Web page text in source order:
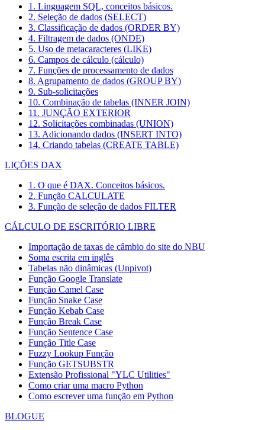
1. Linguagem SQL, conceitos básicos.
2. Seleção de dados (SELECT)
3. Classificação de dados (ORDER BY)
4. Filtragem de dados (ONDE)
5. Uso de metacaracteres (LIKE)
6. Campos de cálculo (cálculo)
7. Funções de processamento de dados
8. Agrupamento de dados (GROUP BY)
9. Sub-solicitações
10. Combinação de tabelas (INNER JOIN)
11. JUNÇÃO EXTERIOR
12. Solicitações combinadas (UNION)
13. Adicionando dados (INSERT INTO)
14. Criando tabelas (CREATE TABLE)
LIÇÕES DAX
1. O que é DAX. Conceitos básicos.
2. Função CALCULATE
3. Função de seleção de dados FILTER
CÁLCULO DE ESCRITÓRIO LIBRE
Importação de taxas de câmbio do site do NBU
Soma escrita em inglês
Tabelas não dinâmicas (Unpivot)
Função Google Translate
Função Camel Case
Função Snake Case
Função Kebab Case
Função Break Case
Função Sentence Case
Função Title Case
Fuzzy Lookup Função
Função GETSUBSTR
Extensão Profissional "YLC Utilities"
Como criar uma macro Python
Como escrever uma função em Python
BLOGUE